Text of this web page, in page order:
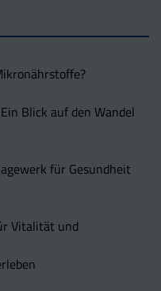
Blick auf den Wandel
für Gesundheit
Vitalität und